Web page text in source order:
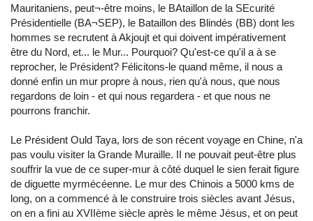
Mauritaniens, peut¬-être moins, le BAtaillon de la SEcurité
Présidentielle (BA¬SEP), le Bataillon des Blindés (BB) dont les
hommes se recrutent à Akjoujt et qui doivent impérativement
être du Nord, et... le Mur... Pourquoi? Qu'est-ce qu'il a à se
reprocher, le Président? Félicitons-le quand même, il nous a
donné enfin un mur propre à nous, rien qu'à nous, que nous
regardons de loin - et qui nous regardera - et que nous ne
pourrons franchir.
Le Président Ould Taya, lors de son récent voyage en Chine, n'a
pas voulu visiter la Grande Muraille. II ne pouvait peut-être plus
souffrir la vue de ce super-mur à côté duquel le sien ferait figure
de diguette myrmécéenne. Le mur des Chinois a 5000 kms de
long, on a commencé à le construire trois siècles avant Jésus,
on en a fini au XVIIème siècle après le même Jésus, et on peut